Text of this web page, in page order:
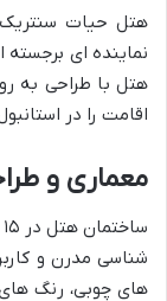
نماینده ای
هتل با طراحی به
اقامت را در
معماری و
شناسی مدرن و
های چوبی، رنگ